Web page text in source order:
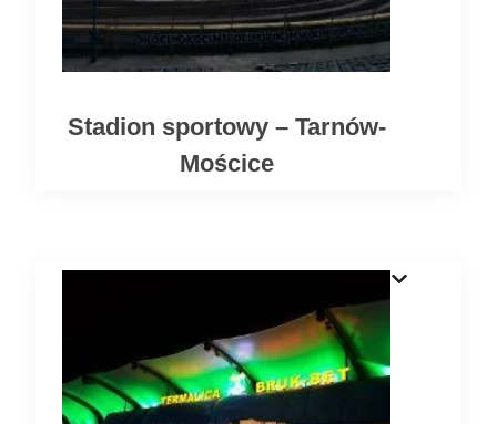
Stadion sportowy – Tarnów-
Mościce